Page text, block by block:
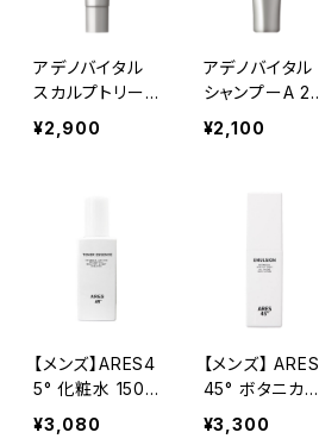
アデノバイタル
スカルプトリート
メントA 130g
¥2,900
アデノバイタル
シャンプーA 25
0ml
¥2,100
【メンズ】ARES4
5° 化粧水 150m
l
¥3,080
【メンズ】 ARES
45° ボタニカル
オールインワン
乳液 100ml
¥3,300